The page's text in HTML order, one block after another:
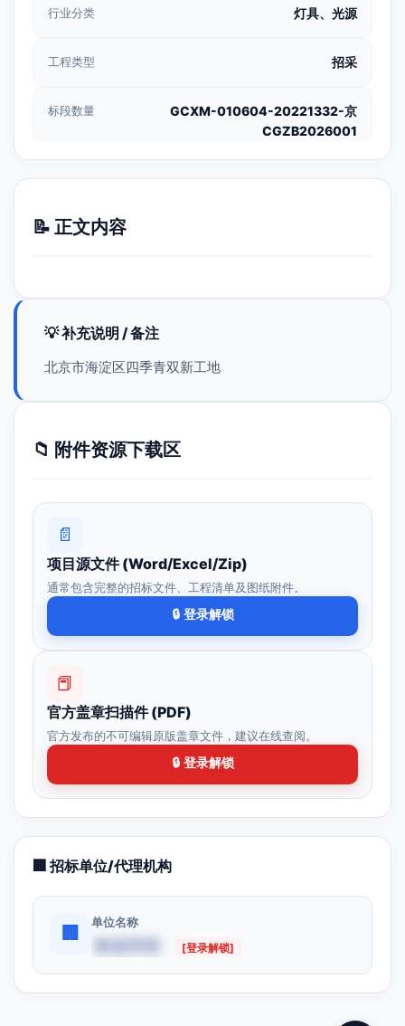
行业分类 灯具、光源
工程类型 招采
标段数量
GCXM-010604-20221332-京
CGZB2026001
📝 正文内容
💡 补充说明 / 备注
北京市海淀区四季青双新工地
📁 附件资源下载区
📄
项目源文件 (Word/Excel/Zip)
通常包含完整的招标文件、工程清单及图纸附件。
🔒 登录解锁
📕
官方盖章扫描件 (PDF)
官方发布的不可编辑原版盖章文件，建议在线查阅。
🔒 登录解锁
🏢 招标单位/代理机构
🏢
单位名称
[登录解锁]